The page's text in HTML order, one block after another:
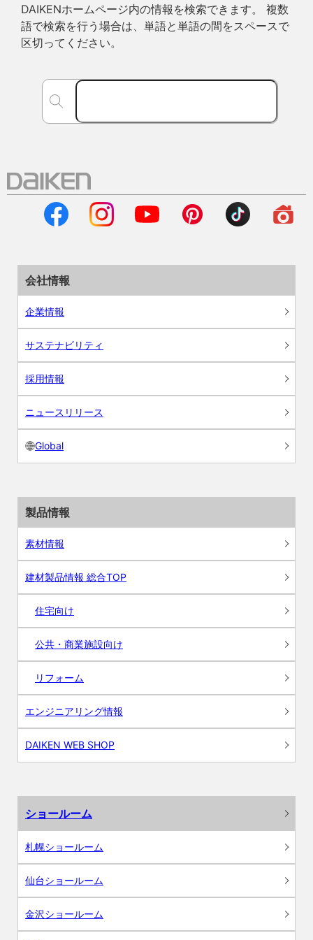
DAIKENホームページ内の情報を検索できます。 複数
語で検索を行う場合は、単語と単語の間をスペースで
区切ってください。
会社情報
企業情報
サステナビリティ
採用情報
ニュースリリース
Global
製品情報
素材情報
建材製品情報 総合TOP
住宅向け
公共・商業施設向け
リフォーム
エンジニアリング情報
DAIKEN WEB SHOP
ショールーム
札幌ショールーム
仙台ショールーム
金沢ショールーム